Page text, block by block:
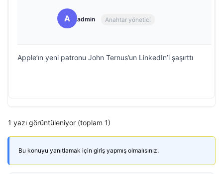
A admin Anahtar yönetici
Apple’ın yeni patronu John Ternus’un LinkedIn’i şaşırttı
1 yazı görüntüleniyor (toplam 1)
Bu konuyu yanıtlamak için giriş yapmış olmalısınız.